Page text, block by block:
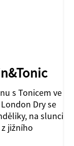
s Tonicem ve
Dry se
na slunci
jižního